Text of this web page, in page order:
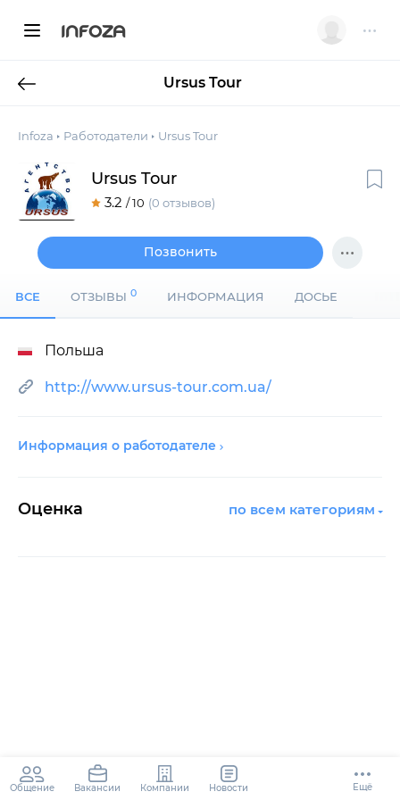
INFOZA
Ursus Tour
Infoza Работодатели Ursus Tour
Ursus Tour
3.2 / 10 (0 отзывов)
Позвонить
ВСЕ ОТЗЫВЫ 0 ИНФОРМАЦИЯ ДОСЬЕ
Польша
http://www.ursus-tour.com.ua/
Информация о работодателе
Оценка по всем категориям
Общение Вакансии Компании Новости Ещё